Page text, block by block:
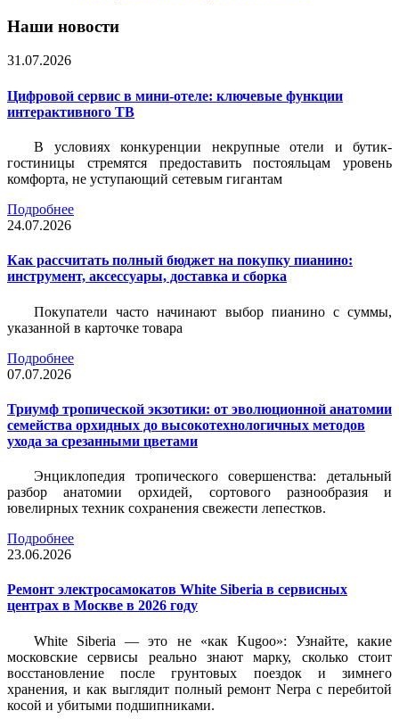
Наши новости
31.07.2026
Цифровой сервис в мини-отеле: ключевые функции
интерактивного ТВ
В условиях конкуренции некрупные отели и бутик-
гостиницы стремятся предоставить постояльцам уровень
комфорта, не уступающий сетевым гигантам
Подробнее
24.07.2026
Как рассчитать полный бюджет на покупку пианино:
инструмент, аксессуары, доставка и сборка
Покупатели часто начинают выбор пианино с суммы,
указанной в карточке товара
Подробнее
07.07.2026
Триумф тропической экзотики: от эволюционной анатомии
семейства орхидных до высокотехнологичных методов
ухода за срезанными цветами
Энциклопедия тропического совершенства: детальный
разбор анатомии орхидей, сортового разнообразия и
ювелирных техник сохранения свежести лепестков.
Подробнее
23.06.2026
Ремонт электросамокатов White Siberia в сервисных
центрах в Москве в 2026 году
White Siberia — это не «как Kugoo»: Узнайте, какие
московские сервисы реально знают марку, сколько стоит
восстановление после грунтовых поездок и зимнего
хранения, и как выглядит полный ремонт Nerpa с перебитой
косой и убитыми подшипниками.